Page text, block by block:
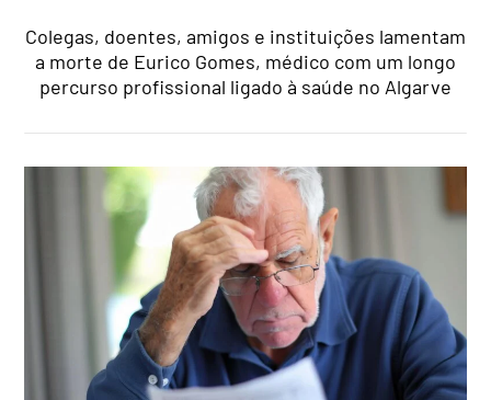
Colegas, doentes, amigos e instituições lamentam
a morte de Eurico Gomes, médico com um longo
percurso profissional ligado à saúde no Algarve